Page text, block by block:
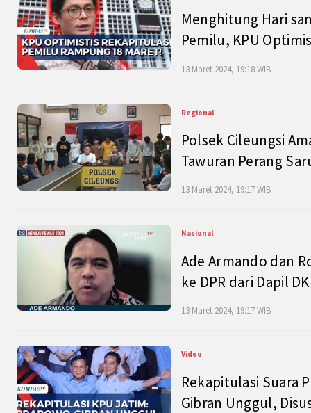
Menghitung Hari
Pemilu, KPU
13 Maret 2024, 19:18 WIB
Regional
Polsek Cileungsi
Tawuran Perang
13 Maret 2024, 19:17 WIB
Nasional
Ade Armando dan
ke DPR dari Dapil
13 Maret 2024, 19:17 WIB
Video
Rekapitulasi Suara
Gibran Unggul,